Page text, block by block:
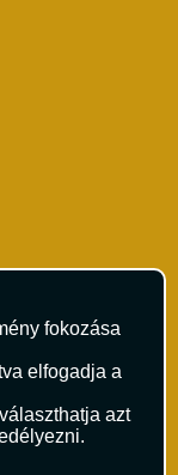
fokozása
elfogadja a
azt